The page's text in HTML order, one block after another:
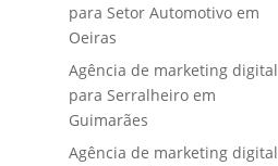
para Setor Automotivo em
Oeiras
Agência de marketing digital
para Serralheiro em
Guimarães
Agência de marketing digital